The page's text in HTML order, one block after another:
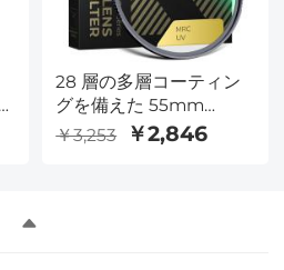
28 層の多層コーティン
グを備えた 55mm
MCUV プロテクション
￥3,253 ￥2,846